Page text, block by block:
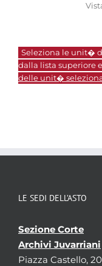
Seleziona le unit�
dalla lista superiore
delle unit�
LE SEDI DELL’ASTO
Sezione Corte
Archivi Juvarriani
Piazza Castello,